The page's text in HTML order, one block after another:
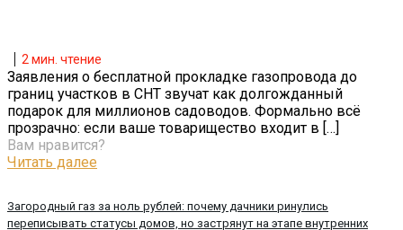
Загородный газ за ноль рублей: почему дачники ринулись
переписывать статусы домов, но застрянут на этапе внутренних
2 мин. чтение
Заявления о бесплатной прокладке газопровода до
границ участков в СНТ звучат как долгожданный
подарок для миллионов садоводов. Формально всё
прозрачно: если ваше товарищество входит в […]
Вам нравится?
Читать далее